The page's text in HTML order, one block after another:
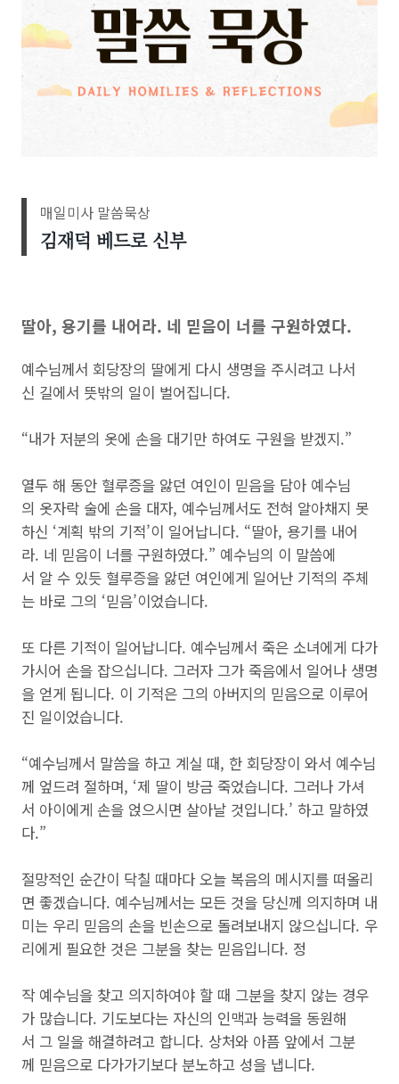
매일미사 말씀묵상
김재덕 베드로 신부
딸아, 용기를 내어라. 네 믿음이 너를 구원하였다.
예수님께서 회당장의 딸에게 다시 생명을 주시려고 나서
신 길에서 뜻밖의 일이 벌어집니다.
“내가 저분의 옷에 손을 대기만 하여도 구원을 받겠지.”
열두 해 동안 혈루증을 앓던 여인이 믿음을 담아 예수님
의 옷자락 술에 손을 대자, 예수님께서도 전혀 알아채지 못
하신 ‘계획 밖의 기적’이 일어납니다. “딸아, 용기를 내어
라. 네 믿음이 너를 구원하였다.” 예수님의 이 말씀에
서 알 수 있듯 혈루증을 앓던 여인에게 일어난 기적의 주체
는 바로 그의 ‘믿음’이었습니다.
또 다른 기적이 일어납니다. 예수님께서 죽은 소녀에게 다가
가시어 손을 잡으십니다. 그러자 그가 죽음에서 일어나 생명
을 얻게 됩니다. 이 기적은 그의 아버지의 믿음으로 이루어
진 일이었습니다.
“예수님께서 말씀을 하고 계실 때, 한 회당장이 와서 예수님
께 엎드려 절하며, ‘제 딸이 방금 죽었습니다. 그러나 가셔
서 아이에게 손을 얹으시면 살아날 것입니다.’ 하고 말하였
다.”
절망적인 순간이 닥칠 때마다 오늘 복음의 메시지를 떠올리
면 좋겠습니다. 예수님께서는 모든 것을 당신께 의지하며 내
미는 우리 믿음의 손을 빈손으로 돌려보내지 않으십니다. 우
리에게 필요한 것은 그분을 찾는 믿음입니다. 정
작 예수님을 찾고 의지하여야 할 때 그분을 찾지 않는 경우
가 많습니다. 기도보다는 자신의 인맥과 능력을 동원해
서 그 일을 해결하려고 합니다. 상처와 아픔 앞에서 그분
께 믿음으로 다가가기보다 분노하고 성을 냅니다.